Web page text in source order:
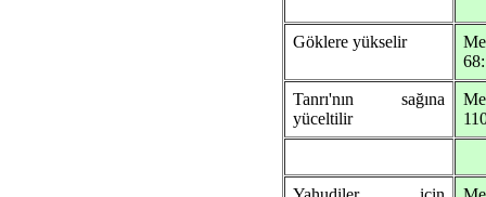
Göklere yükselir
Tanrı'nın sağına
yüceltilir